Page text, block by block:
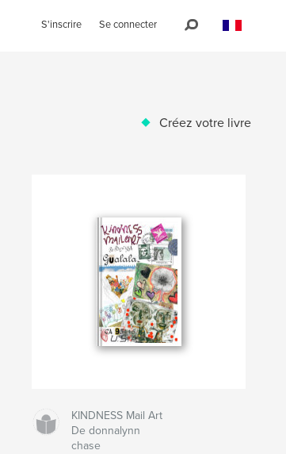
S'inscrire Se connecter
Créez votre livre
KINDNESS Mail Art
De donnalynn
chase